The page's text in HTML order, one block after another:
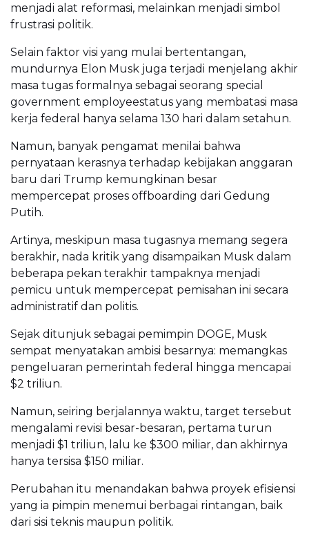
menjadi alat reformasi, melainkan menjadi simbol
frustrasi politik.
Selain faktor visi yang mulai bertentangan,
mundurnya Elon Musk juga terjadi menjelang akhir
masa tugas formalnya sebagai seorang special
government employeestatus yang membatasi masa
kerja federal hanya selama 130 hari dalam setahun.
Namun, banyak pengamat menilai bahwa
pernyataan kerasnya terhadap kebijakan anggaran
baru dari Trump kemungkinan besar
mempercepat proses offboarding dari Gedung
Putih.
Artinya, meskipun masa tugasnya memang segera
berakhir, nada kritik yang disampaikan Musk dalam
beberapa pekan terakhir tampaknya menjadi
pemicu untuk mempercepat pemisahan ini secara
administratif dan politis.
Sejak ditunjuk sebagai pemimpin DOGE, Musk
sempat menyatakan ambisi besarnya: memangkas
pengeluaran pemerintah federal hingga mencapai
$2 triliun.
Namun, seiring berjalannya waktu, target tersebut
mengalami revisi besar-besaran, pertama turun
menjadi $1 triliun, lalu ke $300 miliar, dan akhirnya
hanya tersisa $150 miliar.
Perubahan itu menandakan bahwa proyek efisiensi
yang ia pimpin menemui berbagai rintangan, baik
dari sisi teknis maupun politik.